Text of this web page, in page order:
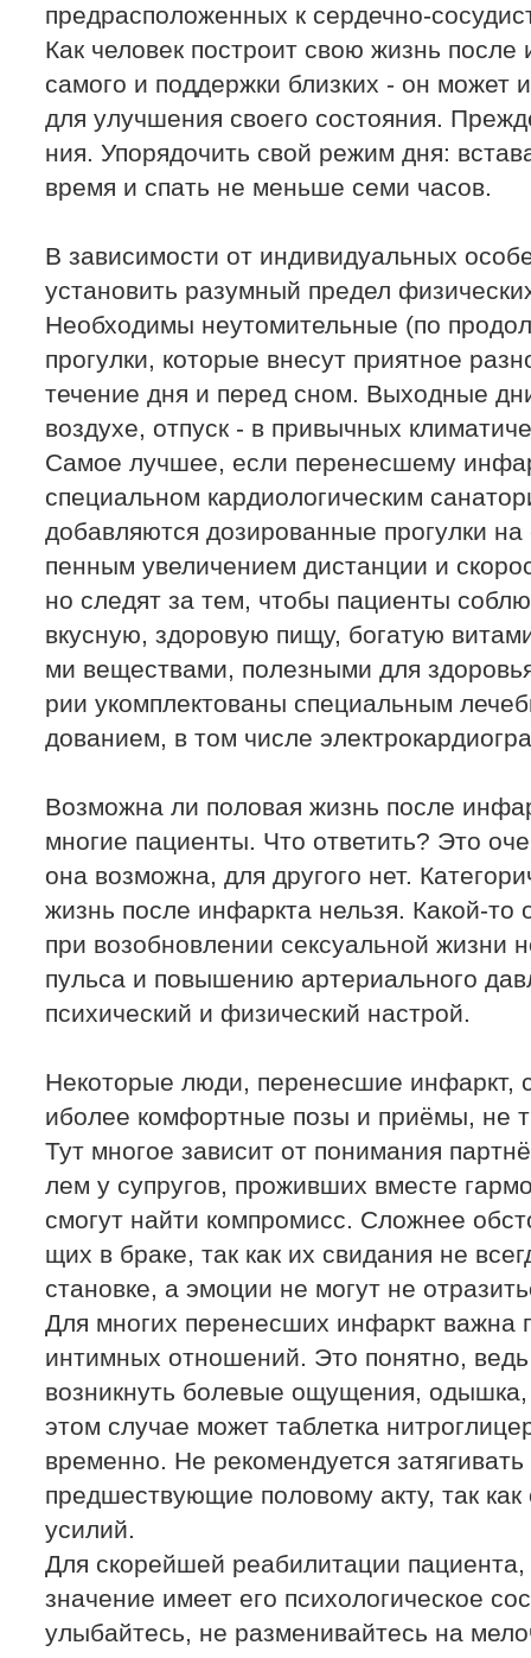
предрасположенных к сердечно-
Как человек построит свою жизнь после
самого и поддержки близких - он может
для улучшения своего состояния.
ния. Упорядочить свой режим дня:
время и спать не меньше семи часов.
В зависимости от индивидуальных
установить разумный предел
Необходимы неутомительные (по
прогулки, которые внесут приятное
течение дня и перед сном. Выходные
воздухе, отпуск - в привычных
Самое лучшее, если перенесшему
специальном кардиологическим
добавляются дозированные прогулки
пенным увеличением дистанции и
но следят за тем, чтобы пациенты
вкусную, здоровую пищу, богатую
ми веществами, полезными для
рии укомплектованы специальным
дованием, в том числе
Возможна ли половая жизнь после
многие пациенты. Что ответить? Это
она возможна, для другого нет.
жизнь после инфаркта нельзя. Какой-то
при возобновлении сексуальной жизни
пульса и повышению артериального
психический и физический настрой.
Некоторые люди, перенесшие инфаркт,
иболее комфортные позы и приёмы, не
Тут многое зависит от понимания
лем у супругов, проживших вместе
смогут найти компромисс. Сложнее
щих в браке, так как их свидания не
становке, а эмоции не могут не
Для многих перенесших инфаркт важна
интимных отношений. Это понятно,
возникнуть болевые ощущения, одышка,
этом случае может таблетка
временно. Не рекомендуется
предшеству­ющие половому акту, так
усилий.
Для скорейшей реабилитации
значение имеет его психологическое
улыбайтесь, не разменивайтесь на